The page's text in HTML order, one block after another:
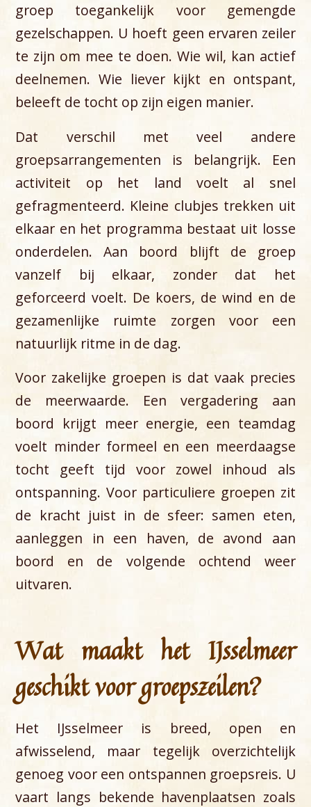
groep toegankelijk voor gemengde
gezelschappen. U hoeft geen ervaren zeiler
te zijn om mee te doen. Wie wil, kan actief
deelnemen. Wie liever kijkt en ontspant,
beleeft de tocht op zijn eigen manier.
Dat verschil met veel andere
groepsarrangementen is belangrijk. Een
activiteit op het land voelt al snel
gefragmenteerd. Kleine clubjes trekken uit
elkaar en het programma bestaat uit losse
onderdelen. Aan boord blijft de groep
vanzelf bij elkaar, zonder dat het
geforceerd voelt. De koers, de wind en de
gezamenlijke ruimte zorgen voor een
natuurlijk ritme in de dag.
Voor zakelijke groepen is dat vaak precies
de meerwaarde. Een vergadering aan
boord krijgt meer energie, een teamdag
voelt minder formeel en een meerdaagse
tocht geeft tijd voor zowel inhoud als
ontspanning. Voor particuliere groepen zit
de kracht juist in de sfeer: samen eten,
aanleggen in een haven, de avond aan
boord en de volgende ochtend weer
uitvaren.
Wat maakt het IJsselmeer
geschikt voor groepszeilen?
Het IJsselmeer is breed, open en
afwisselend, maar tegelijk overzichtelijk
genoeg voor een ontspannen groepsreis. U
vaart langs bekende havenplaatsen zoals